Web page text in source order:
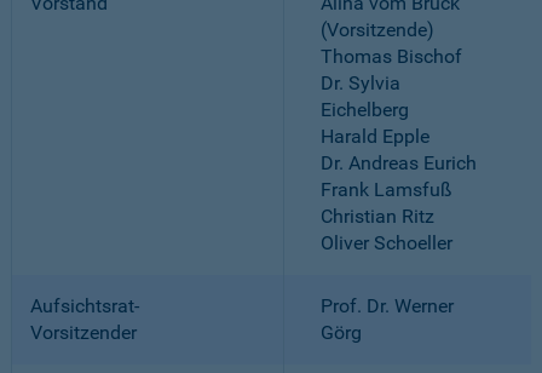
(Vorsitzende)
Thomas Bischof
Dr. Sylvia
Eichelberg
Harald Epple
Dr. Andreas Eurich
Frank Lamsfuß
Christian Ritz
Oliver Schoeller
Aufsichtsrat-
Vorsitzender
Prof. Dr. Werner
Görg